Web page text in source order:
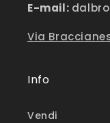
E-mail:
Via
Info
Vendi